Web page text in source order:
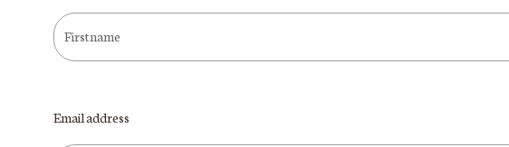
Firstname
Email address